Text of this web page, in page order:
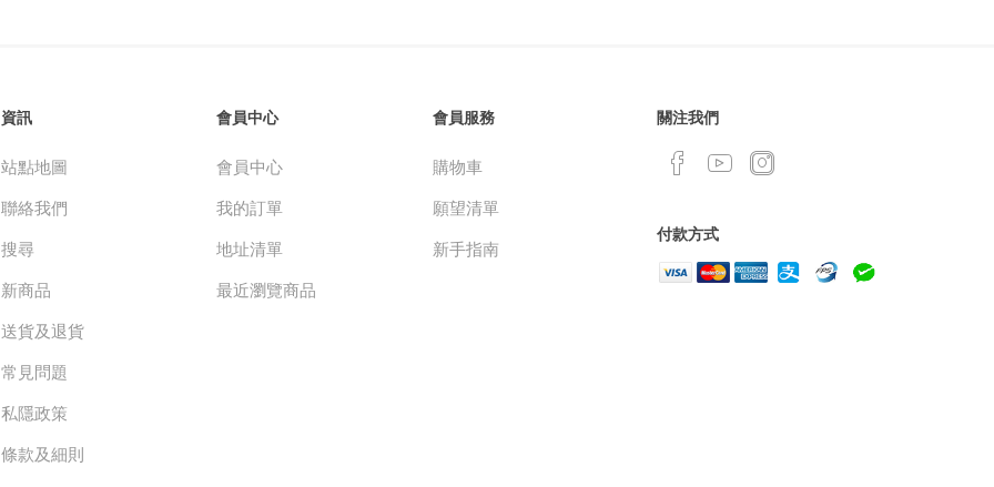
資訊
站點地圖
聯絡我們
搜尋
新商品
送貨及退貨
常見問題
私隱政策
條款及細則
會員中心
會員中心
我的訂單
地址清單
最近瀏覽商品
會員服務
購物車
願望清單
新手指南
關注我們
付款方式